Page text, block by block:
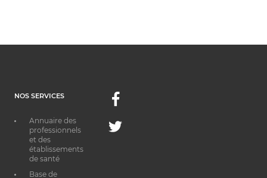
NOS SERVICES
Annuaire des
professionnels
et des
établissements
de santé
Base de
Facebook
Twitter